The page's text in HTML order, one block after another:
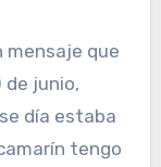
mensaje que
de junio,
día estaba
tengo